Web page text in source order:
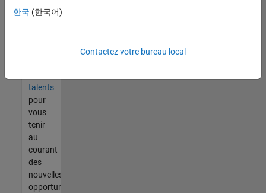
à vos
talents
pour
vous
tenir
au
courant
des
nouvelles
opportunités
한국 (한국어)
Contactez votre bureau local